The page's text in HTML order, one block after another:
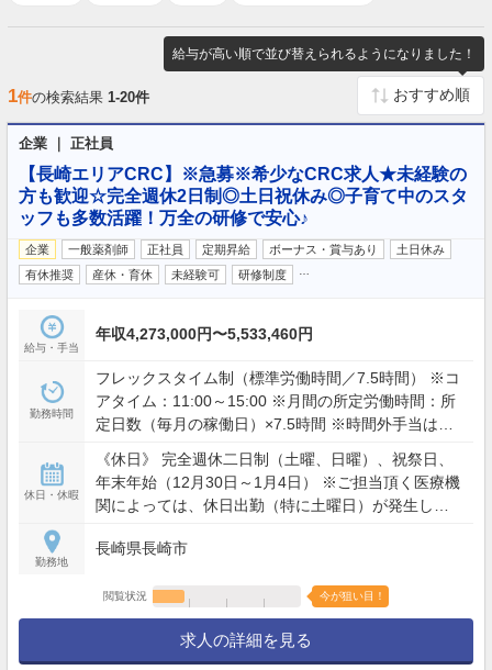
給与が高い順で並び替えられるようになりました！
1件の検索結果 1-20件
企業 ｜ 正社員
【長崎エリアCRC】※急募※希少なCRC求人★未経験の
方も歓迎☆完全週休2日制◎土日祝休み◎子育て中のスタ
ッフも多数活躍！万全の研修で安心♪
企業 一般薬剤師 正社員 定期昇給 ボーナス・賞与あり
土日休み
有休推奨
産休・育休 未経験可 研修制度
給与・手当
年収4,273,000円〜5,533,460円
勤務時間
フレックスタイム制（標準労働時間／7.5時間） ※コ
アタイム：11:00～15:00 ※月間の所定労働時間：所
定日数（毎月の稼働日）×7.5時間 ※時間外手当は、
支給。 ただし、別途支給されるのは業務手当の対象
となる時間（30時間）を超えた分となります。
休日・休暇
《休日》 完全週休二日制（土曜、日曜）、祝祭日、
年末年始（12月30日～1月4日） ※ご担当頂く医療機
関によっては、休日出勤（特に土曜日）が発生しま
休日を取得して頂きます。 《休暇》 ・有給休暇：入
は1年毎に法定に基づき付与（リフレッシュを目的と
した有給休暇 別途5日付与） ・特別休暇 ・慶弔休暇
・その他（子の看護休暇、介護休暇 他）
勤務地
長崎県長崎市
閲覧状況 今が狙い目！
求人の詳細を見る